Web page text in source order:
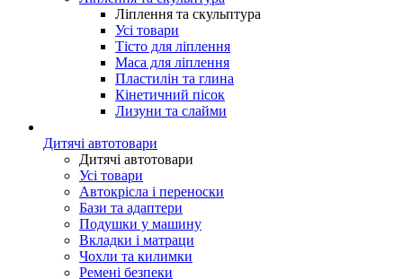
Ліплення та скульптура
Усі товари
Тісто для ліплення
Маса для ліплення
Пластилін та глина
Кінетичний пісок
Лизуни та слайми
Дитячі автотовари
Дитячі автотовари
Усі товари
Автокрісла і переноски
Бази та адаптери
Подушки у машину
Вкладки і матраци
Чохли та килимки
Ремені безпеки